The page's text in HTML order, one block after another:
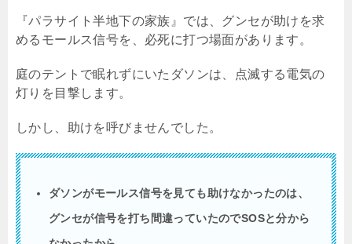
『パラサイト半地下の家族』では、グンセが助けを求
めるモールス信号を、必死に打つ場面があります。
庭のテントで眠れずにいたダソンは、点滅する電気の
灯りを目撃します。
しかし、助けを呼びませんでした。
ダソンがモールス信号を見ても助けなかったのは、
グンセが信号を打ち間違っていたのでSOSと分から